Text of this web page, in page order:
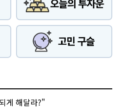
게 해달라?"